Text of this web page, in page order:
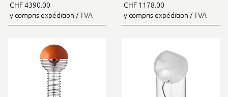
CHF 4390.00
y compris expédition / TVA
CHF 1178.00
y compris expédition / TVA